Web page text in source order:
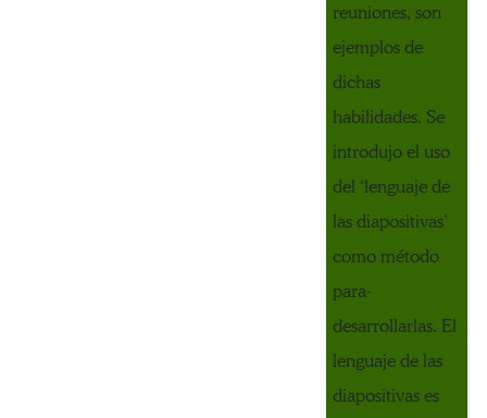
reuniones, son
ejemplos de
dichas
habilidades. Se
introdujo el uso
del ‘lenguaje de
las diapositivas’
como método
para-
desarrollarlas. El
lenguaje de las
diapositivas es